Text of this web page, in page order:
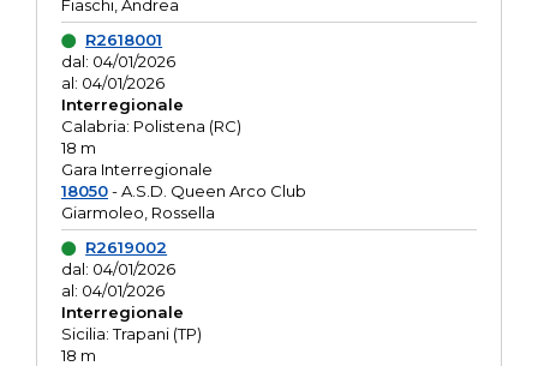
Fiaschi, Andrea
R2618001
dal: 04/01/2026
al: 04/01/2026
Interregionale
Calabria: Polistena (RC)
18 m
Gara Interregionale
18050- A.S.D. Queen Arco Club
Giarmoleo, Rossella
R2619002
dal: 04/01/2026
al: 04/01/2026
Interregionale
Sicilia: Trapani (TP)
18 m